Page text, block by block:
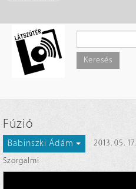
tartalomra
Keresés
Fúzió
Babinszki Ádám
2013. 05. 17.
Szorgalmi